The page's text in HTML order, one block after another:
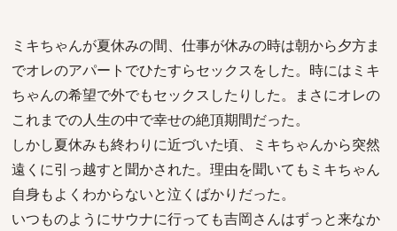
ミキちゃんが夏休みの間、仕事が休みの時は朝から夕方ま
でオレのアパートでひたすらセックスをした。時にはミキ
ちゃんの希望で外でもセックスしたりした。まさにオレの
これまでの人生の中で幸せの絶頂期間だった。
しかし夏休みも終わりに近づいた頃、ミキちゃんから突然
遠くに引っ越すと聞かされた。理由を聞いてもミキちゃん
自身もよくわからないと泣くばかりだった。
いつものようにサウナに行っても吉岡さんはずっと来なか